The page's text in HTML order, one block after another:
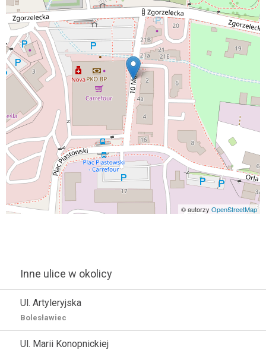
© autorzy OpenStreetMap
Inne ulice w okolicy
Ul. Artyleryjska
Bolesławiec
Ul. Marii Konopnickiej